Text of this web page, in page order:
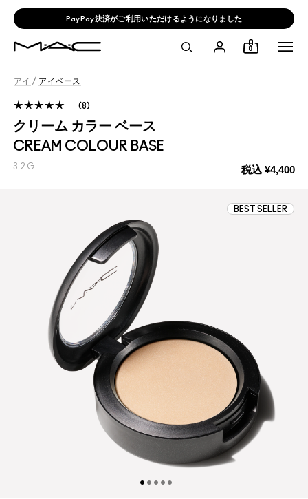
PayPay決済がご利用いただけるようになりました
0
アイ / アイベース
クリーム カラー ベース
CREAM COLOUR BASE
税込 ¥4,400
3.2 G
8
BEST SELLER